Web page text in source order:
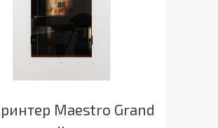
Maestro Grand